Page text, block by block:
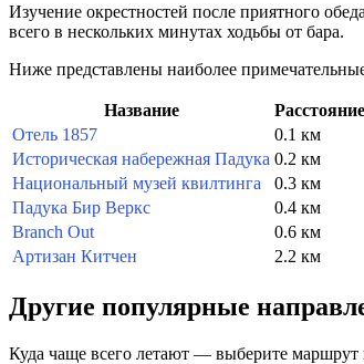
Изучение окрестностей после приятного
всего в нескольких минутах ходьбы от бара.
Ниже представлены наиболее
Название
Расстояние
Отель 1857
0.1 км
Историческая набережная Падука 0.2 км
Национальный музей квилтинга
0.3 км
Падука Бир Веркс
0.4 км
Branch Out
0.6 км
Артизан Китчен
2.2 км
Другие популярные
Куда чаще всего летают — выберите маршрут